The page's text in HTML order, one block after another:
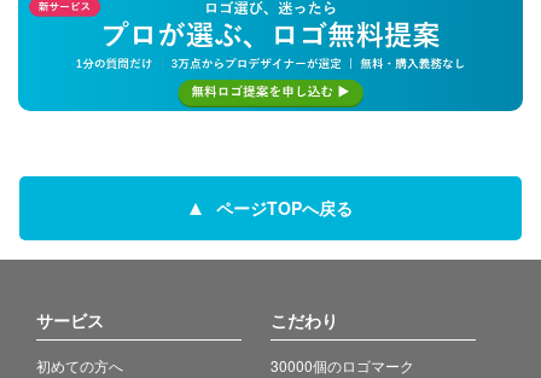
ページTOPへ戻る
サービス
初めての方へ
こだわり
30000個のロゴマーク